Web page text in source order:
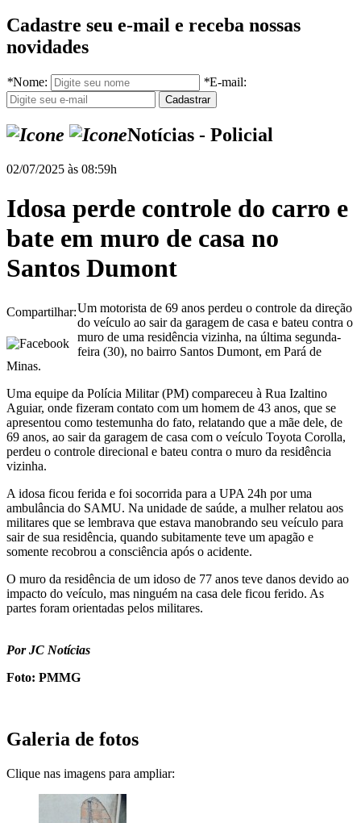
Cadastre seu e-mail e receba nossas
novidades
*Nome: *E-mail:
Notícias - Policial
02/07/2025 às 08:59h
Idosa perde controle do carro e
bate em muro de casa no
Santos Dumont
Compartilhar:Um motorista de 69 anos perdeu o controle da direção
do veículo ao sair da garagem de casa e bateu contra o
muro de uma residência vizinha, na última segunda-
feira (30), no bairro Santos Dumont, em Pará de
Minas.
Uma equipe da Polícia Militar (PM) compareceu à Rua Izaltino
Aguiar, onde fizeram contato com um homem de 43 anos, que se
apresentou como testemunha do fato, relatando que a mãe dele, de
69 anos, ao sair da garagem de casa com o veículo Toyota Corolla,
perdeu o controle direcional e bateu contra o muro da residência
vizinha.
A idosa ficou ferida e foi socorrida para a UPA 24h por uma
ambulância do SAMU. Na unidade de saúde, a mulher relatou aos
militares que se lembrava que estava manobrando seu veículo para
sair de sua residência, quando subitamente teve um apagão e
somente recobrou a consciência após o acidente.
O muro da residência de um idoso de 77 anos teve danos devido ao
impacto do veículo, mas ninguém na casa dele ficou ferido. As
partes foram orientadas pelos militares.
Por JC Notícias
Foto: PMMG
Galeria de fotos
Clique nas imagens para ampliar: